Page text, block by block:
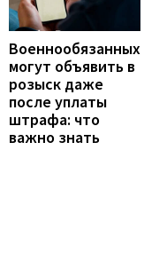
Военнообязанных
могут объявить в
розыск даже
после уплаты
штрафа: что
важно знать